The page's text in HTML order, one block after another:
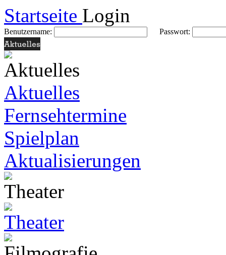
Startseite Login
Benutzername: Passwort:
Aktuelles
Fernsehtermine
Spielplan
Aktualisierungen